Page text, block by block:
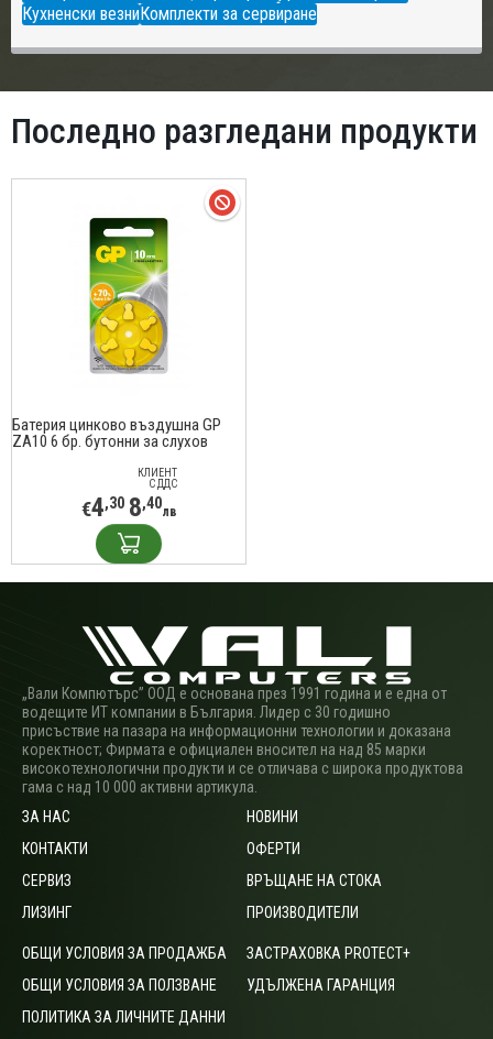
Кухненски везниКомплекти за сервиране
Последно разгледани продукти
Батерия цинково въздушна GP
ZA10 6 бр. бутонни за слухов
КЛИЕНТ
С ДДС
€4,30 8,40лв
„Вали Компютърс” ООД е основана през 1991 година и е една от
водещите ИТ компании в България. Лидер с 30 годишно
присъствие на пазара на информационни технологии и доказана
коректност; Фирмата е официален вносител на над 85 марки
високотехнологични продукти и се отличава с широка продуктова
гама с над 10 000 активни артикула.
ЗА НАС
КОНТАКТИ
СЕРВИЗ
ЛИЗИНГ
НОВИНИ
ОФЕРТИ
ВРЪЩАНЕ НА СТОКА
ПРОИЗВОДИТЕЛИ
ОБЩИ УСЛОВИЯ ЗА ПРОДАЖБА
ОБЩИ УСЛОВИЯ ЗА ПОЛЗВАНЕ
ПОЛИТИКА ЗА ЛИЧНИТЕ ДАННИ
ЗАСТРАХОВКА PROTECT+
УДЪЛЖЕНА ГАРАНЦИЯ